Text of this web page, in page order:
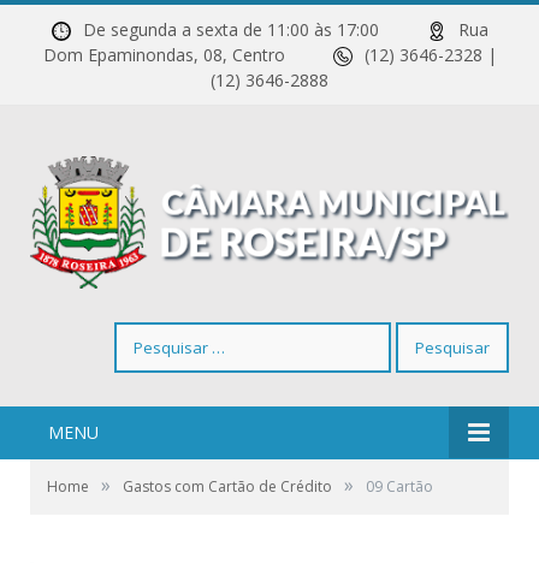
De segunda a sexta de 11:00 às 17:00
Rua
Dom Epaminondas, 08, Centro
(12) 3646-2328 |
(12) 3646-2888
por:
MENU
Home » Gastos com Cartão de Crédito » 09 Cartão